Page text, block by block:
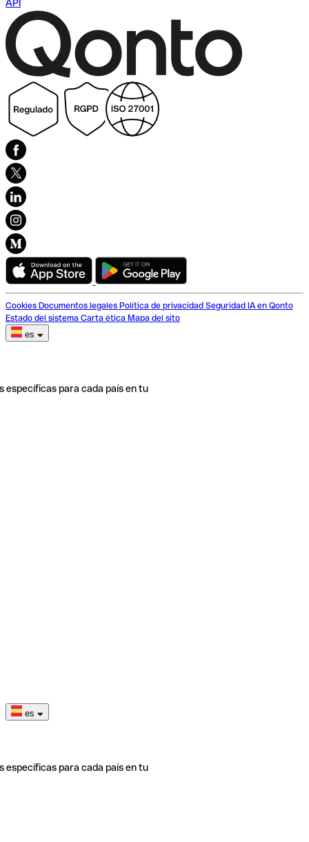
API
Cookies Documentos legales Política de privacidad Seguridad IA en Qonto
Estado del sistema Carta ética Mapa del sito
es
específicas para cada país en tu
es
específicas para cada país en tu